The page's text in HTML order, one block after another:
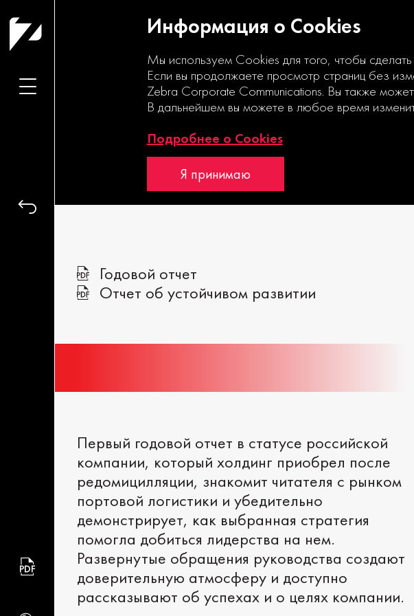
ИМПУЛЬС
ПЕРЕМЕН
Годовой отчет
Отчет об устойчивом развитии
Первый годовой отчет в статусе российской
компании, который холдинг приобрел после
редомицилляции, знакомит читателя с рынком
портовой логистики и убедительно
демонстрирует, как выбранная стратегия
помогла добиться лидерства на нем.
Развернутые обращения руководства создают
доверительную атмосферу и доступно
рассказывают об успехах и о целях компании.
Информация о Cookies
Мы используем Cookies для того, чтобы
Если вы продолжаете просмотр страниц без
Zebra Corporate Communications. Вы также
В дальнейшем вы можете в любое время
Подробнее о Cookies
Я принимаю